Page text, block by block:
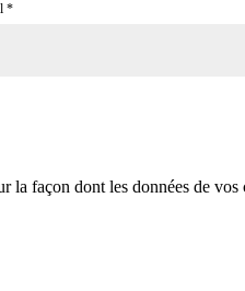
*
la façon dont les données de vos